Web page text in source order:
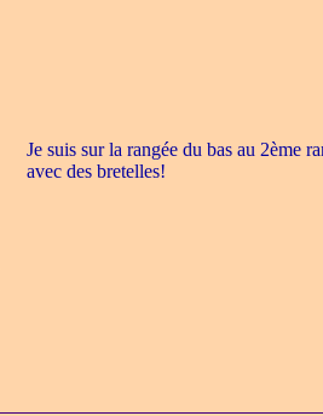
Je suis sur la rangée du bas au 2ème
avec des bretelles!